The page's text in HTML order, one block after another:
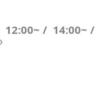
12:00~ / 14:00~ /